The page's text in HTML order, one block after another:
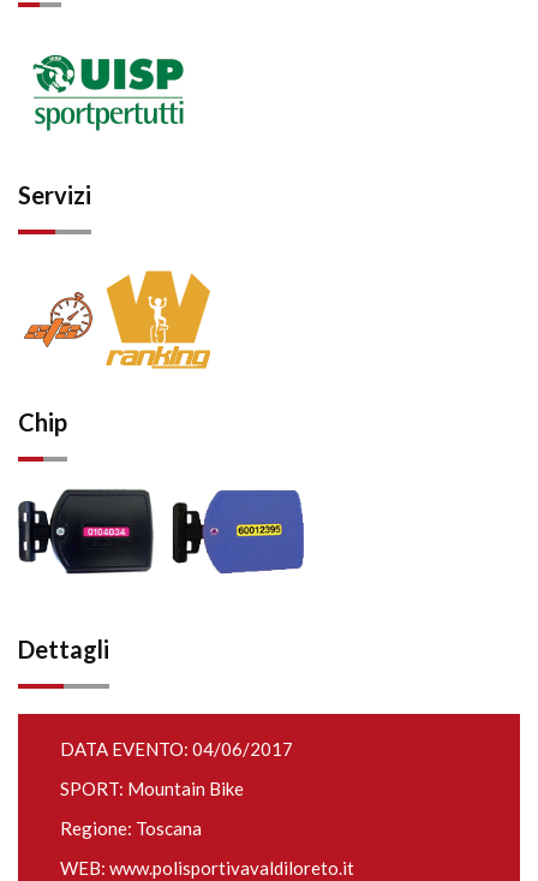
Servizi
Chip
Dettagli
DATA EVENTO: 04/06/2017
SPORT: Mountain Bike
Regione: Toscana
WEB: www.polisportivavaldiloreto.it